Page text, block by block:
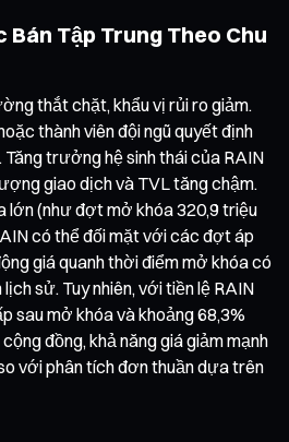
Bán Tập Trung Theo Chu
thắt chặt, khẩu vị rủi ro giảm.
thành viên đội ngũ quyết định
trưởng hệ sinh thái của RAIN
giao dịch và TVL tăng chậm.
lớn (như đợt mở khóa 320,9 triệu
có thể đối mặt với các đợt áp
giá quanh thời điểm mở khóa có
sử. Tuy nhiên, với tiền lệ RAIN
sau mở khóa và khoảng 68,3%
đồng, khả năng giá giảm mạnh
với phân tích đơn thuần dựa trên